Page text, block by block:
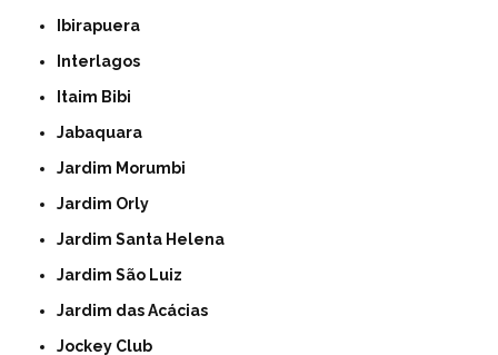
Ibirapuera
Interlagos
Itaim Bibi
Jabaquara
Jardim Morumbi
Jardim Orly
Jardim Santa Helena
Jardim São Luiz
Jardim das Acácias
Jockey Club